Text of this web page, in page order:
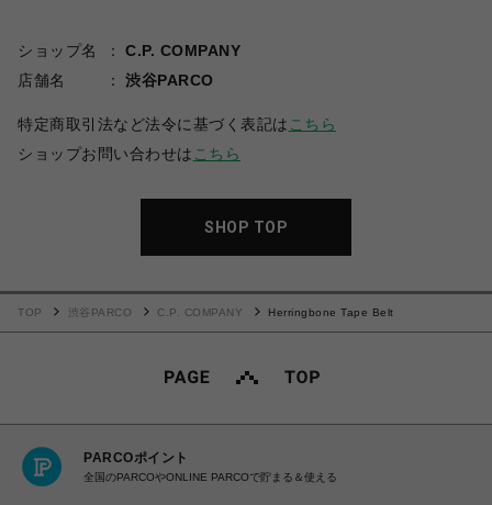
ショップ名
C.P. COMPANY
店舗名
渋谷PARCO
特定商取引法など法令に基づく表記は こちら
ショップお問い合わせは こちら
SHOP TOP
TOP 渋谷PARCO C.P. COMPANY Herringbone Tape Belt
PARCOポイント
全国のPARCOやONLINE PARCOで貯まる＆使える